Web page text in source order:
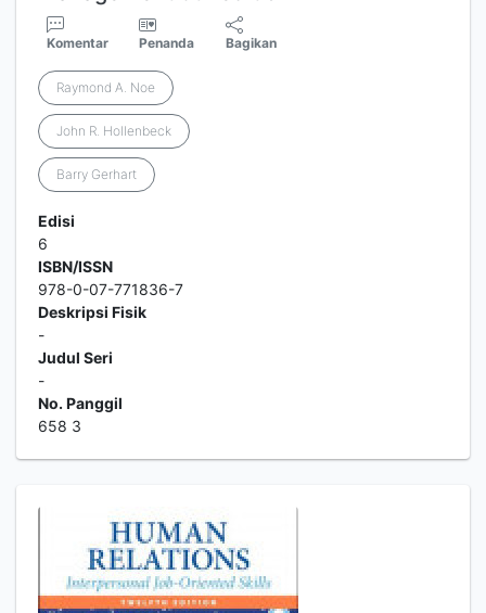
Komentar Penanda Bagikan
Raymond A. Noe
John R. Hollenbeck
Barry Gerhart
Edisi
6
ISBN/ISSN
978-0-07-771836-7
Deskripsi Fisik
-
Judul Seri
-
No. Panggil
658 3